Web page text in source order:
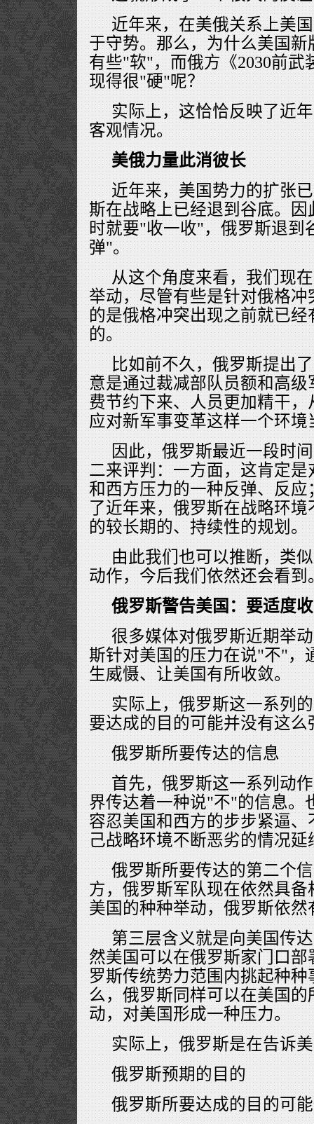
近年来，在美俄关系上美
于守势。那么，为什么美国
有些"软"，而俄方《2030前武
现得很"硬"呢？
实际上，这恰恰反映了近
客观情况。
美俄力量此消彼长
近年来，美国势力的扩张
斯在战略上已经退到谷底。
时就要"收一收"，俄罗斯退到
弹"。
从这个角度来看，我们现
举动，尽管有些是针对俄格
的是俄格冲突出现之前就已
的。
比如前不久，俄罗斯提出
意是通过裁减部队员额和高
费节约下来、人员更加精干
应对新军事变革这样一个环境
因此，俄罗斯最近一段时
二来评判：一方面，这肯定
和西方压力的一种反弹、反
了近年来，俄罗斯在战略环
的较长期的、持续性的规划。
由此我们也可以推断，类
动作，今后我们依然还会看到
俄罗斯警告美国：要适度
很多媒体对俄罗斯近期举
斯针对美国的压力在说"不"，
生威慑、让美国有所收敛。
实际上，俄罗斯这一系列
要达成的目的可能并没有这么
俄罗斯所要传达的信息
首先，俄罗斯这一系列动
界传达着一种说"不"的信息。
容忍美国和西方的步步紧逼
己战略环境不断恶劣的情况延
俄罗斯所要传达的第二个
方，俄罗斯军队现在依然具
美国的种种举动，俄罗斯依然
第三层含义就是向美国传
然美国可以在俄罗斯家门口
罗斯传统势力范围内挑起种
么，俄罗斯同样可以在美国
动，对美国形成一种压力。
实际上，俄罗斯是在告诉
俄罗斯预期的目的
俄罗斯所要达成的目的可